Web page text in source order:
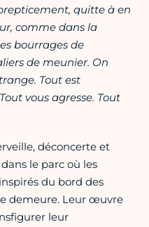
quitte à en
comme dans la
bourrages de
de meunier. On
Tout est
vous agresse. Tout
déconcerte et
le parc où les
du bord des
demeure. Leur œuvre
leur